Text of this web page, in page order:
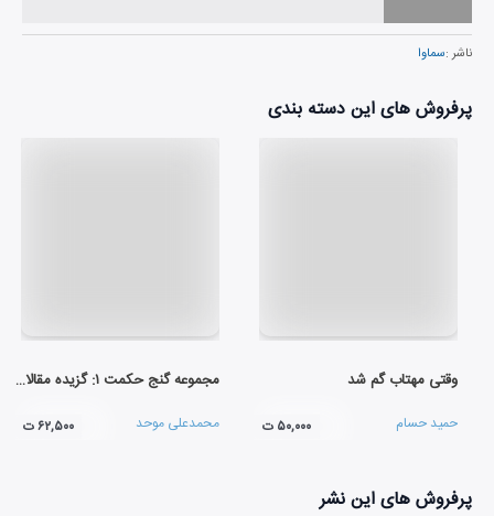
ناشر :سماوا
پرفروش های این دسته بندی
وقتی مهتاب گم شد
حمید حسام ۵۰,۰۰۰ ت
مجموعه گنج حکمت ۱: گزیده مقالات شمس تبریزی
محمدعلی موحد ۶۲,۵۰۰ ت
پرفروش های این نشر